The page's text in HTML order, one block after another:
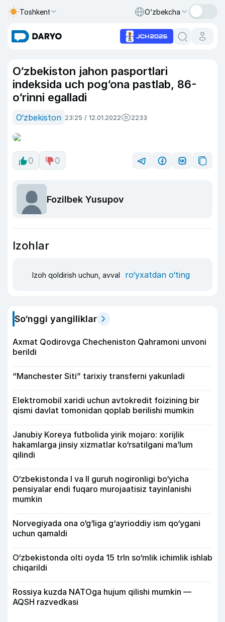
Toshkent O‘zbekcha
O‘zbekiston jahon pasportlari
indeksida uch pog‘ona pastlab, 86-
o‘rinni egalladi
O‘zbekiston 23:25 / 12.01.2022 2233
0 0
Fozilbek Yusupov
Izohlar
Izoh qoldirish uchun, avval ro‘yxatdan o‘ting
So‘nggi yangiliklar
Axmat Qodirovga Checheniston Qahramoni unvoni
berildi
“Manchester Siti” tarixiy transferni yakunladi
Elektromobil xaridi uchun avtokredit foizining bir
qismi davlat tomonidan qoplab berilishi mumkin
Janubiy Koreya futbolida yirik mojaro: xorijlik
hakamlarga jinsiy xizmatlar ko‘rsatilgani ma’lum
qilindi
O‘zbekistonda I va II guruh nogironligi bo‘yicha
pensiyalar endi fuqaro murojaatisiz tayinlanishi
mumkin
Norvegiyada ona o‘g‘liga g‘ayrioddiy ism qo‘ygani
uchun qamaldi
O‘zbekistonda olti oyda 15 trln so‘mlik ichimlik ishlab
chiqarildi
Rossiya kuzda NATOga hujum qilishi mumkin —
AQSH razvedkasi